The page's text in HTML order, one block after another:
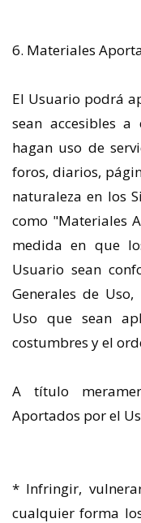
6. Materiales
El Usuario podrá
sean accesibles
hagan uso de
foros, diarios,
naturaleza en los
como "Materiales
medida en que
Usuario sean
Generales de
Uso que sean
costumbres y el
A título
Aportados por el
* Infringir,
cualquier forma